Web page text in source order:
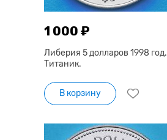
1 000 ₽
Либерия 5 долларов 1998 год.
Титаник.
В корзину